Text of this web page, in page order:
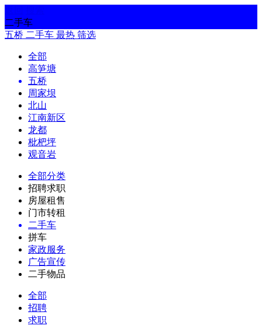
二手车
五桥 二手车 最热 筛选
全部
高笋塘
五桥
周家坝
北山
江南新区
龙都
枇杷坪
观音岩
全部分类
招聘求职
房屋租售
门市转租
二手车
拼车
家政服务
广告宣传
二手物品
全部
招聘
求职